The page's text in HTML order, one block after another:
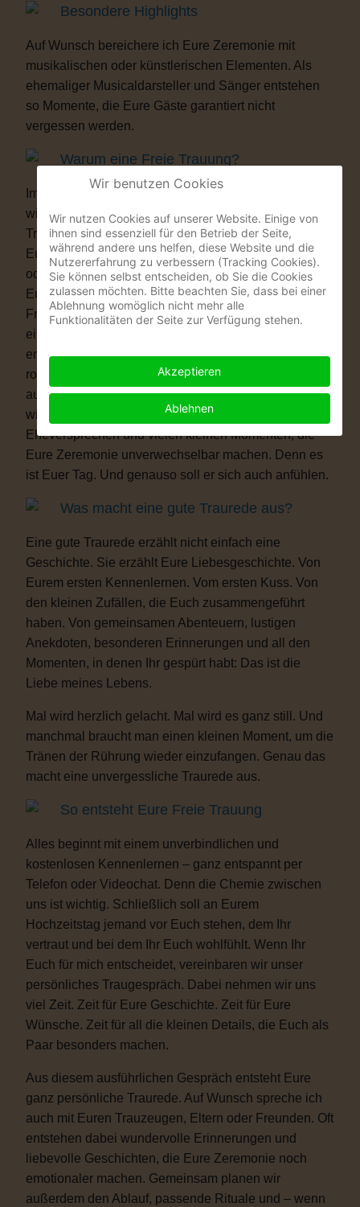
Besondere Highlights
Auf Wunsch bereichere ich Eure Zeremonie mit
musikalischen oder künstlerischen Elementen. Als
ehemaliger Musicaldarsteller und Sänger entstehen
so Momente, die Eure Gäste garantiert nicht
vergessen werden.
Warum eine Freie Trauung?
Immer mehr Paare wünschen sich eine Hochzeit, die
wirklich zu ihnen passt. Vielleicht ist eine kirchliche
Trauung nicht das Richtige für Euch. Vielleicht ist
Euch die standesamtliche Zeremonie allein zu kurz
oder zu unpersönlich. Eine Freie Trauung schenkt
Euch genau das, was Ihr Euch wünscht: völlige
Freiheit. Ob auf einer Wiese, am See, im Schloss, in
einer Scheune oder im eigenen Garten – Ihr
entscheidet, wo Ihr Euch das Ja-Wort gebt. Ob
romantisch, modern, elegant, locker, humorvoll oder
außergewöhnlich – Eure Hochzeit darf genauso sein,
wie Ihr seid. Mit persönlichen Ritualen, Eurem
Eheversprechen und vielen kleinen Momenten, die
Eure Zeremonie unverwechselbar machen. Denn es
ist Euer Tag. Und genauso soll er sich auch anfühlen.
Was macht eine gute Traurede aus?
Eine gute Traurede erzählt nicht einfach eine
Geschichte. Sie erzählt Eure Liebesgeschichte. Von
Eurem ersten Kennenlernen. Vom ersten Kuss. Von
den kleinen Zufällen, die Euch zusammengeführt
haben. Von gemeinsamen Abenteuern, lustigen
Anekdoten, besonderen Erinnerungen und all den
Momenten, in denen Ihr gespürt habt: Das ist die
Liebe meines Lebens.
Mal wird herzlich gelacht. Mal wird es ganz still. Und
manchmal braucht man einen kleinen Moment, um die
Tränen der Rührung wieder einzufangen. Genau das
macht eine unvergessliche Traurede aus.
So entsteht Eure Freie Trauung
Alles beginnt mit einem unverbindlichen und
kostenlosen Kennenlernen – ganz entspannt per
Telefon oder Videochat. Denn die Chemie zwischen
uns ist wichtig. Schließlich soll an Eurem
Hochzeitstag jemand vor Euch stehen, dem Ihr
vertraut und bei dem Ihr Euch wohlfühlt. Wenn Ihr
Euch für mich entscheidet, vereinbaren wir unser
persönliches Traugespräch. Dabei nehmen wir uns
viel Zeit. Zeit für Eure Geschichte. Zeit für Eure
Wünsche. Zeit für all die kleinen Details, die Euch als
Paar besonders machen.
Aus diesem ausführlichen Gespräch entsteht Eure
ganz persönliche Traurede. Auf Wunsch spreche ich
auch mit Euren Trauzeugen, Eltern oder Freunden. Oft
entstehen dabei wundervolle Erinnerungen und
liebevolle Geschichten, die Eure Zeremonie noch
emotionaler machen. Gemeinsam planen wir
außerdem den Ablauf, passende Rituale und – wenn
Wir benutzen Cookies
Wir nutzen Cookies auf unserer Website. Einige von
ihnen sind essenziell für den Betrieb der Seite,
während andere uns helfen, diese Website und die
Nutzererfahrung zu verbessern (Tracking Cookies).
Sie können selbst entscheiden, ob Sie die Cookies
zulassen möchten. Bitte beachten Sie, dass bei einer
Ablehnung womöglich nicht mehr alle
Funktionalitäten der Seite zur Verfügung stehen.
Akzeptieren
Ablehnen